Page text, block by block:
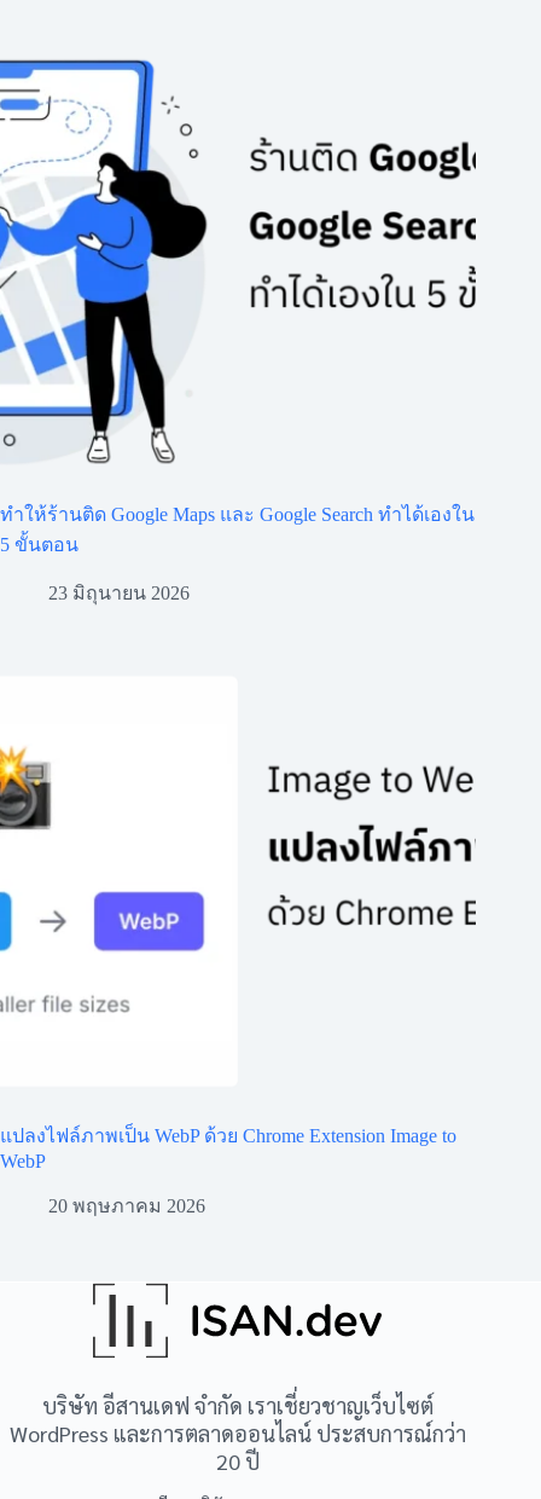
ทำให้ร้านติด Google Maps และ Google Search ทำได้เองใน
5 ขั้นตอน
23 มิถุนายน 2026
แปลงไฟล์ภาพเป็น WebP ด้วย Chrome Extension Image to
WebP
20 พฤษภาคม 2026
บริษัท อีสานเดฟ จำกัด เราเชี่ยวชาญเว็บไซต์
WordPress และการตลาดออนไลน์ ประสบการณ์กว่า
20 ปี